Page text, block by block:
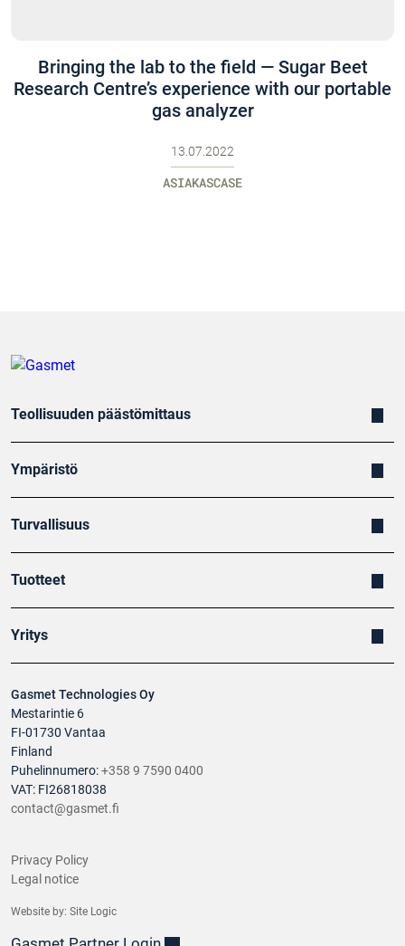
Bringing the lab to the field — Sugar Beet
Research Centre’s experience with our portable
gas analyzer
13.07.2022
ASIAKASCASE
Gasmet Technologies Oy
Mestarintie 6
FI-01730 Vantaa
Finland
Puhelinnumero:+358 9 7590 0400
VAT: FI26818038
contact@gasmet.fi
Teollisuuden päästömittaus
Ympäristö
Turvallisuus
Tuotteet
Yritys
Privacy Policy
Legal notice
Website by: Site Logic